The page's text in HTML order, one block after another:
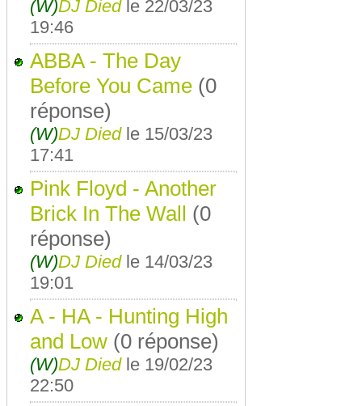
(W)DJ Died le 22/03/23
19:46
ABBA - The Day
Before You Came (0
réponse)
(W)DJ Died le 15/03/23
17:41
Pink Floyd - Another
Brick In The Wall (0
réponse)
(W)DJ Died le 14/03/23
19:01
A - HA - Hunting High
and Low (0 réponse)
(W)DJ Died le 19/02/23
22:50